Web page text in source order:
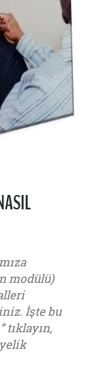
modülü)
İşte bu
tıklayın,